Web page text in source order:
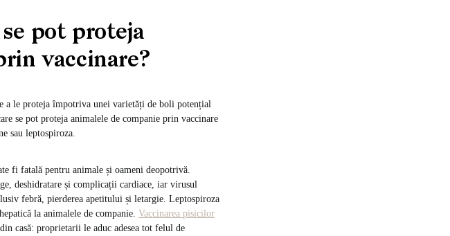
pot proteja
vaccinare?
a le proteja împotriva unei varietăți de boli potențial
se pot proteja animalele de companie prin vaccinare
sau leptospiroza.
fi fatală pentru animale și oameni deopotrivă.
deshidratare și complicații cardiace, iar virusul
febră, pierderea apetitului și letargie. Leptospiroza
la animalele de companie. Vaccinarea pisicilor
casă: proprietarii le aduc adesea tot felul de